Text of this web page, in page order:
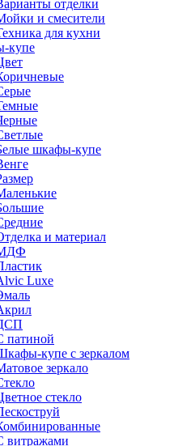
отделки
и смесители
для кухни
купе
шкафы-купе
и материал
Luxe
патиной
купе с зеркалом
зеркало
стекло
витражами